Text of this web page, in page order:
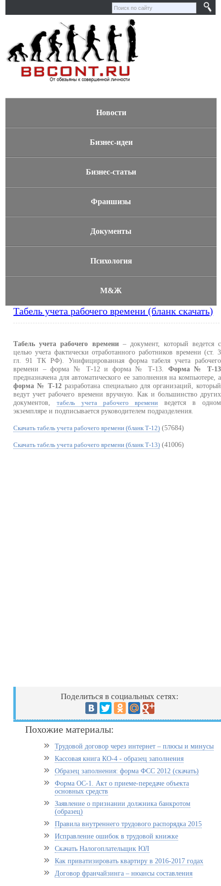
Новости
Бизнес-идеи
Бизнес-статьи
Франшизы
Документы
Психология
М&Ж
Табель учета рабочего времени (бланк скачать)
Табель учета рабочего времени– документ, который ведется с
целью учета фактически отработанного работников времени (ст. 3
гл. 91 ТК РФ). Унифицированная форма табеля учета рабочего
времени – форма № Т-12 и форма № Т-13. Форма № Т-13
предназначена для автоматического ее заполнения на компьютере, а
форма № Т-12разработана специально для организаций, который
ведут учет рабочего времени вручную. Как и большинство других
документов,табель учета рабочего времениведется в одном
экземпляре и подписывается руководителем подразделения.
Скачать табель учета рабочего времени (бланк Т-12) (57684)
Скачать табель учета рабочего времени (бланк Т-13) (41006)
Поделиться в социальных сетях:
Похожие материалы:
Трудовой договор через интернет – плюсы и минусы
Кассовая книга КО-4 - образец заполнения
Образец заполнения: форма ФСС 2012 (скачать)
Форма ОС-1. Акт о приеме-передаче объекта
основных средств
Заявление о признании должника банкротом
(образец)
Правила внутреннего трудового распорядка 2015
Исправление ошибок в трудовой книжке
Скачать Налогоплательщик ЮЛ
Как приватизировать квартиру в 2016-2017 годах
Договор франчайзинга – нюансы составления